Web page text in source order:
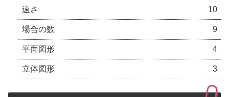
速さ 10
場合の数 9
平面図形 4
立体図形 3